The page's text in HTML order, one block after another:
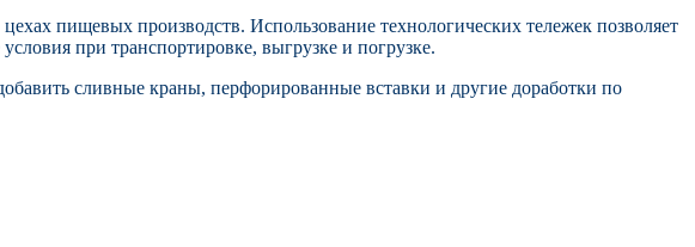
цехах пищевых производств. Использование технологических тележек позволяет
при транспортировке, выгрузке и погрузке.
сливные краны, перфорированные вставки и другие доработки по